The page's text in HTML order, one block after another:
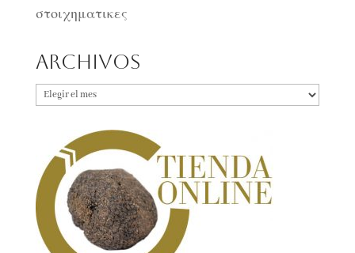
στοιχηματικες
Archivos
Archivos